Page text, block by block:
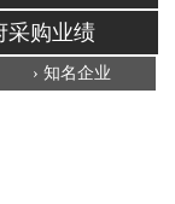
采购业绩
› 知名企业